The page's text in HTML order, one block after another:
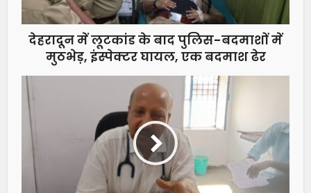
देहरादून में लूटकांड के बाद पुलिस-बदमाशों में
मुठभेड़, इंस्पेक्टर घायल, एक बदमाश ढेर